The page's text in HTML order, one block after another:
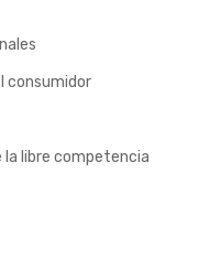
consumidor
la libre competencia